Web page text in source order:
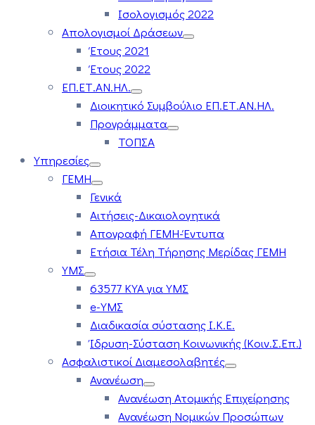
Ισολογισμός 2022
Απολογισμοί Δράσεων
Έτους 2021
Έτους 2022
ΕΠ.ΕΤ.ΑΝ.ΗΛ.
Διοικητικό Συμβούλιο ΕΠ.ΕΤ.ΑΝ.ΗΛ.
Προγράμματα
ΤΟΠΣΑ
Υπηρεσίες
ΓΕΜΗ
Γενικά
Αιτήσεις-Δικαιολογητικά
Απογραφή ΓΕΜΗ-Έντυπα
Ετήσια Τέλη Τήρησης Μερίδας ΓΕΜΗ
ΥΜΣ
63577 ΚΥΑ για ΥΜΣ
e-ΥΜΣ
Διαδικασία σύστασης Ι.Κ.Ε.
Ίδρυση-Σύσταση Κοινωνικής (Κοιν.Σ.Επ.)
Ασφαλιστικοί Διαμεσολαβητές
Ανανέωση
Ανανέωση Ατομικής Επιχείρησης
Ανανέωση Νομικών Προσώπων